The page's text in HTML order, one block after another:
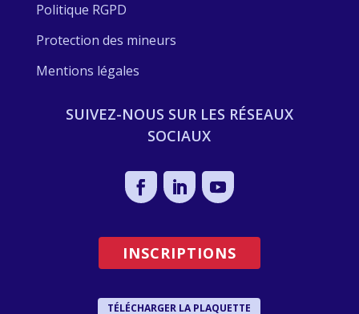
SOUTENIR LES VIGNES
Politique RGPD
Protection des mineurs
Mentions légales
SUIVEZ-NOUS SUR LES RÉSEAUX
SOCIAUX
INSCRIPTIONS
TÉLÉCHARGER LA PLAQUETTE